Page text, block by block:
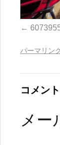
パーマリン
コメン
メー